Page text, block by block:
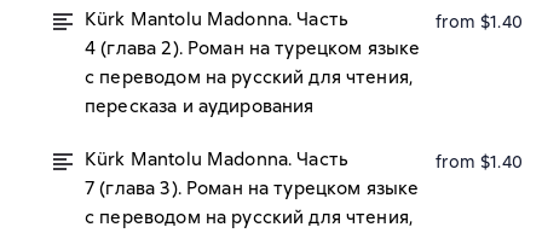
Kürk Mantolu Madonna. Часть
4 (глава 2). Роман на турецком языке
с переводом на русский для чтения,
пересказа и аудирования
from $1.40
Kürk Mantolu Madonna. Часть
7 (глава 3). Роман на турецком языке
с переводом на русский для чтения,
from $1.40